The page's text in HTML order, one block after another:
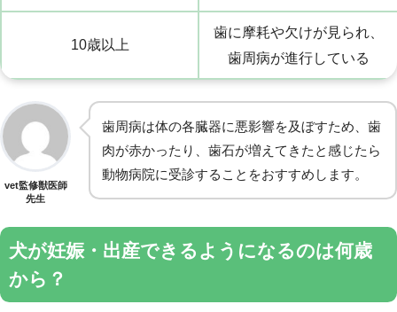
10歳以上
歯に摩耗や欠けが見られ、
歯周病が進行している
vet監修獣医師
先生
歯周病は体の各臓器に悪影響を及ぼすため、歯
肉が赤かったり、歯石が増えてきたと感じたら
動物病院に受診することをおすすめします。
犬が妊娠・出産できるようになるのは何歳
から？